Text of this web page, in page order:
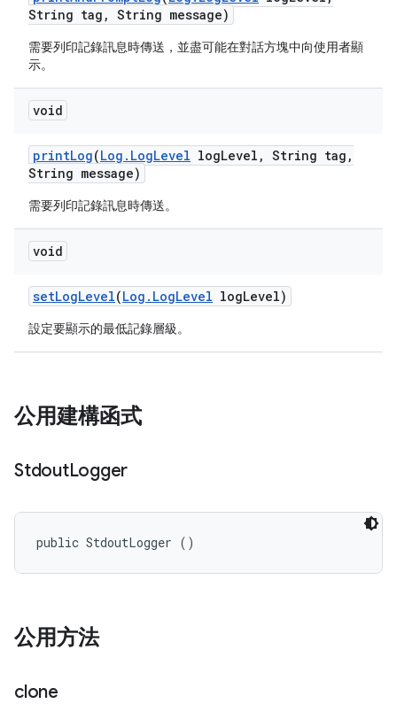
String tag , String message)
需要列印記錄訊息時傳送，並盡可能在對話方塊中向使用者顯
示。
void
printLog(Log . LogLevel logLevel , String tag ,
String message)
需要列印記錄訊息時傳送。
void
setLogLevel(Log . LogLevel logLevel)
設定要顯示的最低記錄層級。
公用建構函式
StdoutLogger
public StdoutLogger ()
公用方法
clone